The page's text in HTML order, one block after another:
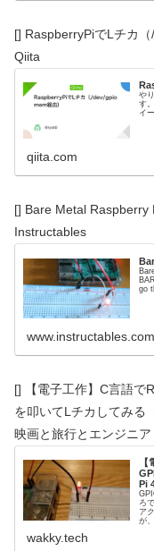
[] RaspberryPiでLチカ
Qiita
や
す
イ
qiita.com
[] Bare Metal Raspberry
Instructables
go
www.instructables.com
[] 【電子工作】C言語で
を叩いてLチカしてみる
映画と旅行とエンジニア
Pi
ろ
ア
が
wakky.tech